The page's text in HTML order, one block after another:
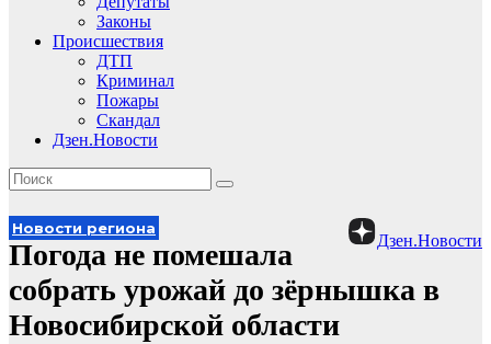
Законы
Происшествия
ДТП
Криминал
Пожары
Скандал
Дзен.Новости
Дзен.Новости
Новости региона
Погода не помешала
собрать урожай до зёрнышка в
Новосибирской области